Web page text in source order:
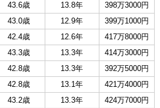
43.6歳 13.8年
398万3000円
43.0歳 12.9年
399万1000円
42.4歳 12.6年
417万8000円
43.3歳 13.3年
414万3000円
42.8歳 13.3年
392万5000円
42.8歳 13.1年
421万4000円
43.2歳 13.3年
424万7000円